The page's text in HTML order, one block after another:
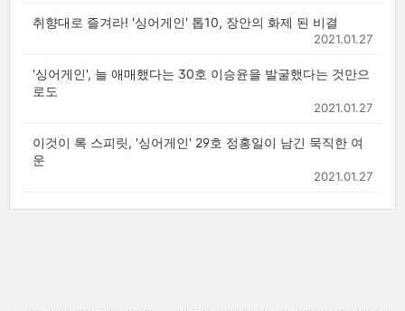
취향대로 즐겨라! '싱어게인' 톱10, 장안의 화제 된 비결
2021.01.27
'싱어게인', 늘 애매했다는 30호 이승윤을 발굴했다는 것만으
로도
2021.01.27
이것이 록 스피릿, '싱어게인' 29호 정홍일이 남긴 묵직한 여
운
2021.01.27